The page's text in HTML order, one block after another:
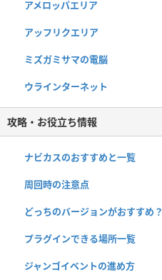
アメロッパエリア
アッフリクエリア
ミズガミサマの電脳
ウラインターネット
攻略・お役立ち情報
ナビカスのおすすめと一覧
周回時の注意点
どっちのバージョンがおすすめ？
プラグインできる場所一覧
ジャンゴイベントの進め方